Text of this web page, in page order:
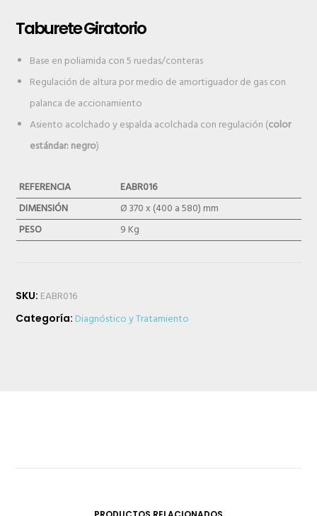
Taburete Giratorio
Base en poliamida con 5 ruedas/conteras
Regulación de altura por medio de amortiguador de gas con
palanca de accionamiento
Asiento acolchado y espalda acolchada con regulación (color
estándar: negro)
REFERENCIA
EABR016
DIMENSIÓN
Ø 370 x (400 a 580) mm
PESO
9 Kg
SKU: EABR016
Categoría: Diagnóstico y Tratamiento